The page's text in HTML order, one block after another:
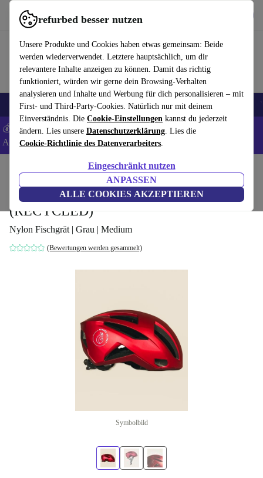
refurbed besser nutzen
Unsere Produkte und Cookies haben etwas gemeinsam: Beide
werden wiederverwendet. Letztere hauptsächlich, um dir
relevantere Inhalte anzeigen zu können. Damit das richtig
funktioniert, würden wir gerne dein Browsing-Verhalten
analysieren und Inhalte und Werbung für dich personalisieren – mit
First- und Third-Party-Cookies. Natürlich nur mit deinem
Einverständnis. Die Cookie-Einstellungen kannst du jederzeit
ändern. Lies unsere Datenschutzerklärung. Lies die
Cookie-Richtlinie des Datenverarbeiters.
Eingeschränkt nutzen
ANPASSEN
ALLE COOKIES AKZEPTIEREN
refurbed schnell und einfach nutzen
🎒 Back to school Elektronik Haushalt Küche Sport
💰 Extra -5% auf Samsung- und Google-Smartphones - Code:
ANDROID5 -AGB
Sportzubehör
Burner Helmet Fahrradhelm Red Ocean
(RECYCLED)
Nylon Fischgrät | Grau | Medium
(Bewertungen werden gesammelt)
Symbolbild